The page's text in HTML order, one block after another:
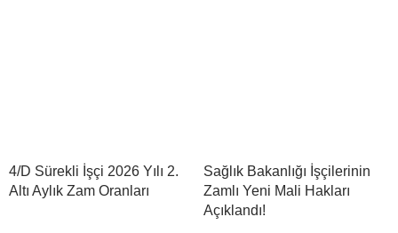
4/D Sürekli İşçi 2026 Yılı 2.
Altı Aylık Zam Oranları
Sağlık Bakanlığı İşçilerinin
Zamlı Yeni Mali Hakları
Açıklandı!